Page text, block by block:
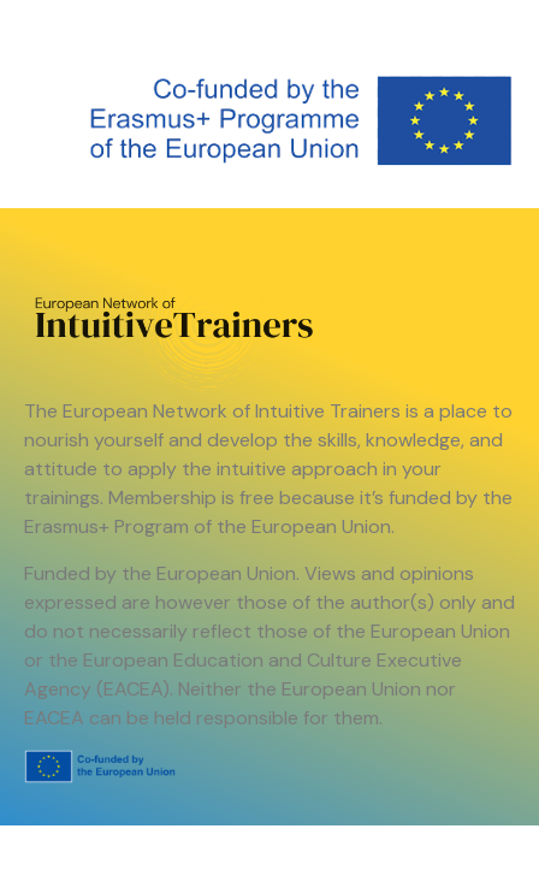
The European Network of Intuitive Trainers is a place to
nourish yourself and develop the skills, knowledge, and
attitude to apply the intuitive approach in your
trainings. Membership is free because it’s funded by the
Erasmus+ Program of the European Union.
Funded by the European Union. Views and opinions
expressed are however those of the author(s) only and
do not necessarily reflect those of the European Union
or the European Education and Culture Executive
Agency (EACEA). Neither the European Union nor
EACEA can be held responsible for them.